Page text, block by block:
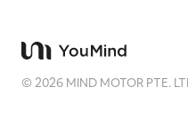
©2026 MIND MOTOR PTE.